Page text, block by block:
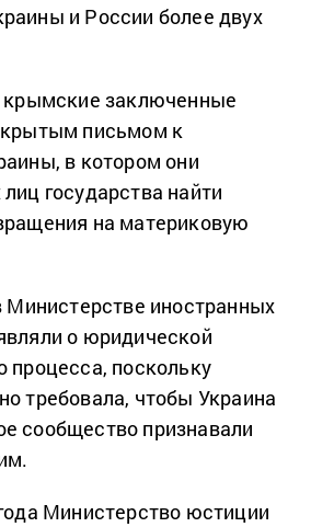
и России более двух
крымские заключенные
письмом к
в котором они
государства найти
на материковую
иностранных
о юридической
процесса, поскольку
требовала, чтобы Украина
сообщество признавали
Министерство юстиции